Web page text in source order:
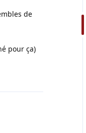
de
pour ça)